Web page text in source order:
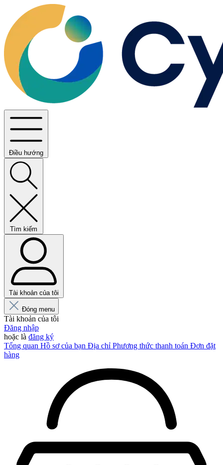
Điều hướng
Tìm kiếm
Tài khoản của tôi
Đóng menu
Tài khoản của tôi
Đăng nhập
hoặc là đăng ký
Tổng quan Hồ sơ của bạn Địa chỉ Phương thức thanh toán Đơn đặt
hàng